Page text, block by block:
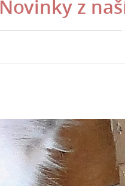
Novinky z